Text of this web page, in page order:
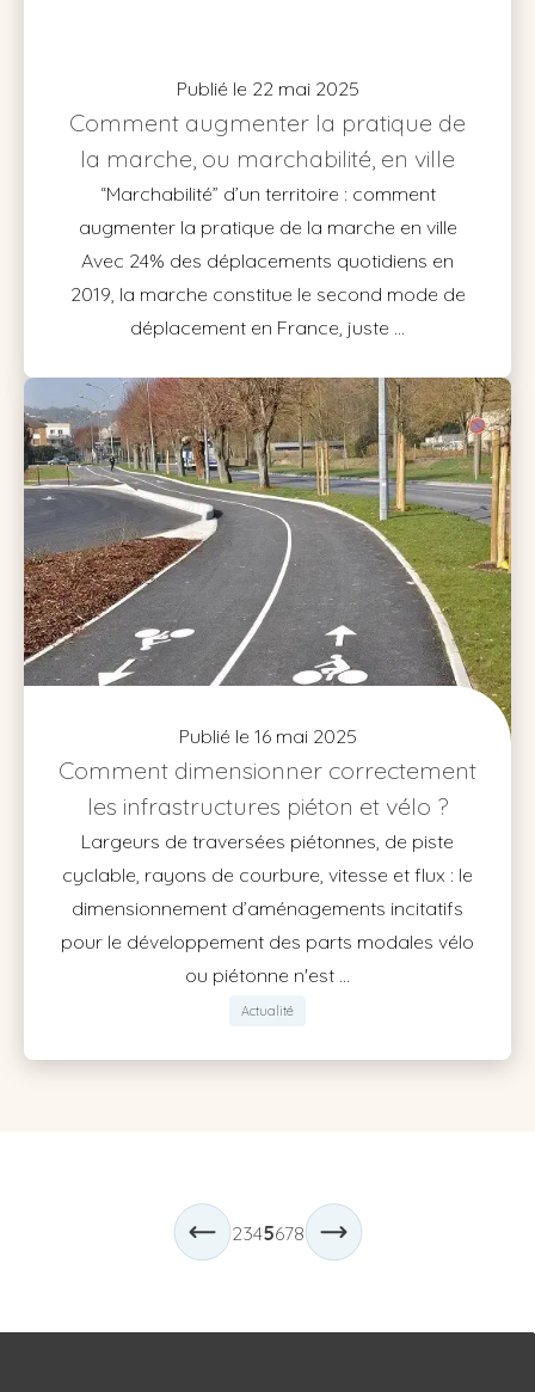
Publié le 22 mai 2025
Comment augmenter la pratique de
la marche, ou marchabilité, en ville
“Marchabilité” d’un territoire : comment
augmenter la pratique de la marche en ville
Avec 24% des déplacements quotidiens en
2019, la marche constitue le second mode de
déplacement en France, juste ...
Publié le 16 mai 2025
Comment dimensionner correctement
les infrastructures piéton et vélo ?
Largeurs de traversées piétonnes, de piste
cyclable, rayons de courbure, vitesse et flux : le
dimensionnement d’aménagements incitatifs
pour le développement des parts modales vélo
ou piétonne n'est ...
Actualité
2345678